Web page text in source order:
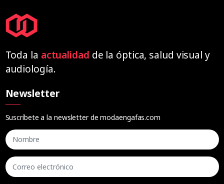
Toda la actualidad de la óptica, salud visual y
audiología.
Newsletter
Suscríbete a la newsletter de modaengafas.com